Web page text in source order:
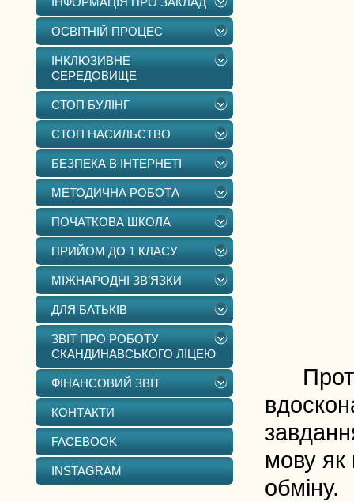
ОСВІТНІЙ ПРОЦЕС
ІНКЛЮЗИВНЕ
СЕРЕДОВИЩЕ
СТОП БУЛІНГ
СТОП НАСИЛЬСТВО
БЕЗПЕКА В ІНТЕРНЕТІ
МЕТОДИЧНА РОБОТА
ПОЧАТКОВА ШКОЛА
ПРИЙОМ ДО 1 КЛАСУ
МІЖНАРОДНІ ЗВ’ЯЗКИ
ДЛЯ БАТЬКІВ
ЗВІТ ПРО РОБОТУ
СКАНДИНАВСЬКОГО ЛІЦЕЮ
ФІНАНСОВИЙ ЗВІТ
КОНТАКТИ
FACEBOOK
INSTAGRAM
мову як
обміну.